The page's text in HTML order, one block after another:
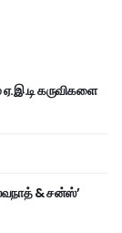
கருவிகளை
& சன்ஸ்’